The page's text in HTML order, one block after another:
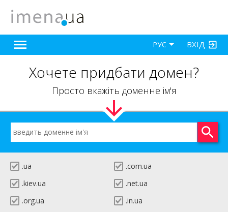
ВХІД
РУС
Хочете придбати домен?
Просто вкажіть доменне ім'я
.ua
.com.ua
.kiev.ua
.net.ua
.org.ua
.in.ua